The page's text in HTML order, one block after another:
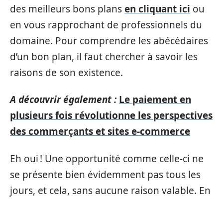
des meilleurs bons plansen cliquant ici ou
en vous rapprochant de professionnels du
domaine. Pour comprendre les abécédaires
d’un bon plan, il faut chercher à savoir les
raisons de son existence.
A découvrir également : Le paiement en
plusieurs fois révolutionne les perspectives
des commerçants et sites e-commerce
Eh oui ! Une opportunité comme celle-ci ne
se présente bien évidemment pas tous les
jours, et cela, sans aucune raison valable. En